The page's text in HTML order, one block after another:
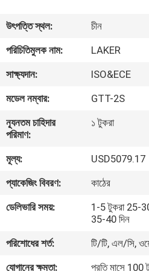
আমাদের
সম্পর্কে
কারখানা
ভ্রমণ
নিয়ন্ত্রণ
আমাদের
যোগাযোগ
উৎপত্তি স্থল:
চীন
পরিচিতিমুলক নাম:
LAKER
সাক্ষ্যদান:
ISO&ECE
মডেল নম্বার:
GTT-2S
ন্যূনতম চাহিদার
পরিমাণ:
১ টুকরা
মূল্য:
USD5079.17
প্যাকেজিং বিবরণ:
কাঠের
ডেলিভারি সময়:
1-5 টুকরা 25-30
35-40 দিন
পরিশোধের শর্ত:
টি/টি, এল/সি,
যোগানের ক্ষমতা:
প্রতি মাসে 100